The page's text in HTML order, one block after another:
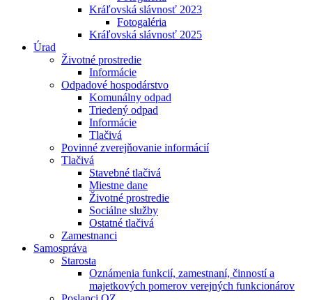
Kráľovská slávnosť 2023
Fotogaléria
Kráľovská slávnosť 2025
Úrad
Životné prostredie
Informácie
Odpadové hospodárstvo
Komunálny odpad
Triedený odpad
Informácie
Tlačivá
Povinné zverejňovanie informácií
Tlačivá
Stavebné tlačivá
Miestne dane
Životné prostredie
Sociálne služby
Ostatné tlačivá
Zamestnanci
Samospráva
Starosta
Oznámenia funkcií, zamestnaní, činností a
majetkových pomerov verejných funkcionárov